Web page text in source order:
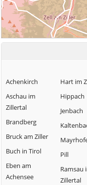
Achenkirch
Aschau im
Zillertal
Brandberg
Bruck am Ziller
Buch in Tirol
Eben am
Achensee
Hart im
Hippach
Jenbach
Pill
Ramsau
Zillertal